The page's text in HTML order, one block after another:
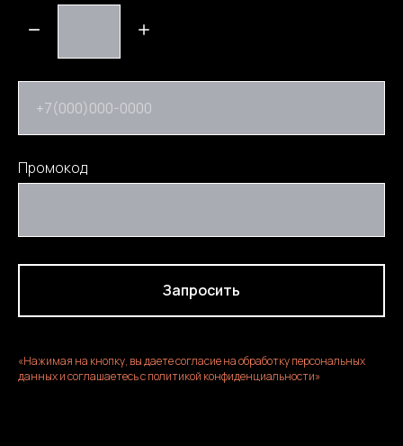
+7(000)000-0000
Промокод
Запросить
«Нажимая на кнопку, вы даете согласие на обработку персональных
данных и соглашаетесь c политикой конфиденциальности»